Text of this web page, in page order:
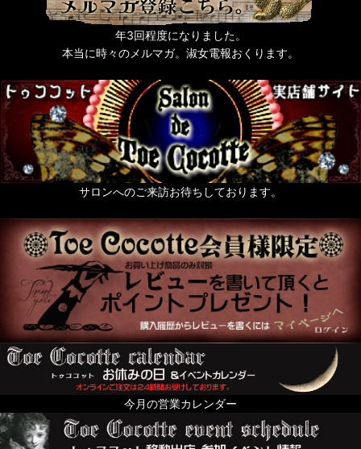
年3回程度になりました。
本当に時々のメルマガ。淑女電報おくります。
サロンへのご来訪お待ちしております。
今月の営業カレンダー